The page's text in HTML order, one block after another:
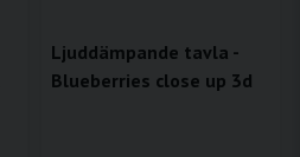
Ljuddämpande tavla -
Blueberries close up 3d